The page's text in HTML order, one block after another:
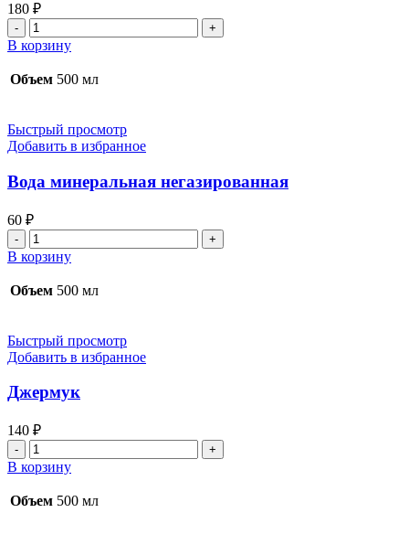
180 ₽
Количество
товара
Адреналин
В корзину
Объем 500 мл
Быстрый просмотр
Добавить в избранное
Вода минеральная негазированная
60 ₽
Количество
товара
Вода
минеральная
В корзину
Объем 500 мл
Быстрый просмотр
Добавить в избранное
Джермук
140 ₽
Количество
товара
Джермук
В корзину
Объем 500 мл